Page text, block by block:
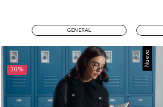
GENERAL
Nuevo
30%